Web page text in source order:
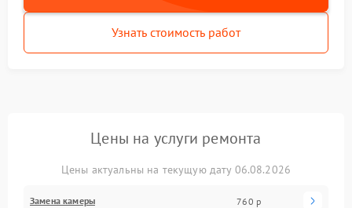
Узнать стоимость работ
Цены на услуги ремонта
Цены актуальны на текущую дату 06.08.2026
Замена камеры 760 р